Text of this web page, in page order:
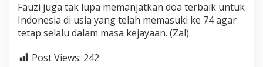
Fauzi juga tak lupa memanjatkan doa terbaik untuk
Indonesia di usia yang telah memasuki ke 74 agar
tetap selalu dalam masa kejayaan. (Zal)
Post Views: 242